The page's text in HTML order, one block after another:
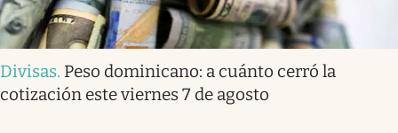
Divisas. Peso dominicano: a cuánto cerró la
cotización este viernes 7 de agosto